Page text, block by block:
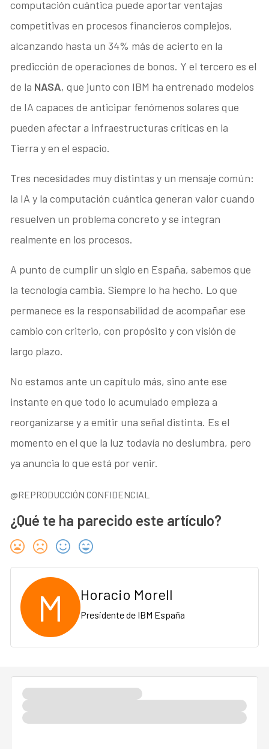
computación cuántica puede aportar ventajas
competitivas en procesos financieros complejos,
alcanzando hasta un 34% más de acierto en la
predicción de operaciones de bonos. Y el tercero es el
de la NASA, que junto con IBM ha entrenado modelos
de IA capaces de anticipar fenómenos solares que
pueden afectar a infraestructuras críticas en la
Tierra y en el espacio.
Tres necesidades muy distintas y un mensaje común:
la IA y la computación cuántica generan valor cuando
resuelven un problema concreto y se integran
realmente en los procesos.
A punto de cumplir un siglo en España, sabemos que
la tecnología cambia. Siempre lo ha hecho. Lo que
permanece es la responsabilidad de acompañar ese
cambio con criterio, con propósito y con visión de
largo plazo.
No estamos ante un capítulo más, sino ante ese
instante en que todo lo acumulado empieza a
reorganizarse y a emitir una señal distinta. Es el
momento en el que la luz todavía no deslumbra, pero
ya anuncia lo que está por venir.
@REPRODUCCIÓN CONFIDENCIAL
¿Qué te ha parecido este artículo?
M Horacio Morell
Presidente de IBM España